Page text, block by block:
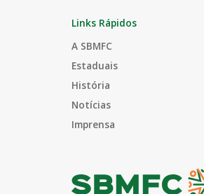
Links Rápidos
A SBMFC
Estaduais
História
Notícias
Imprensa